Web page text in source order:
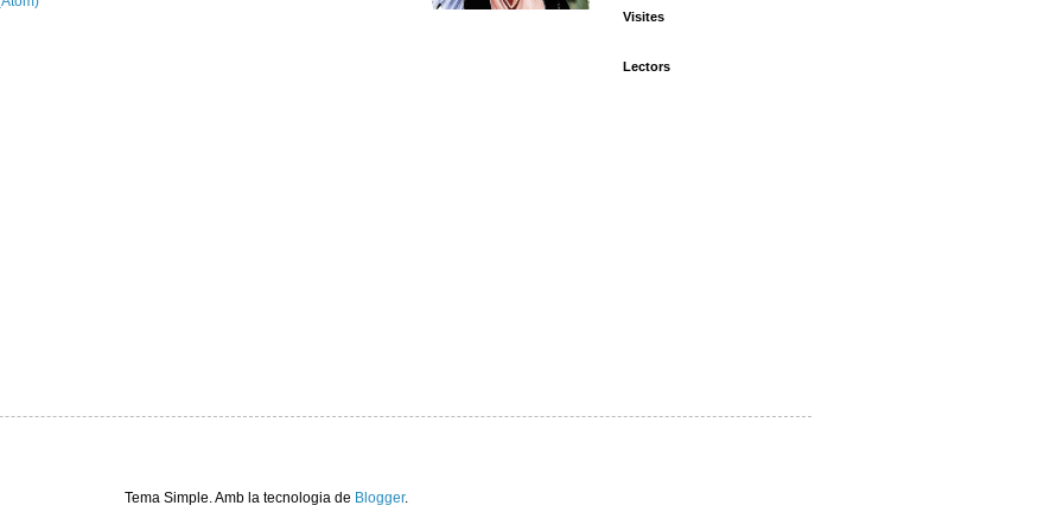
Visites
Lectors
Tema Simple. Amb la tecnologia de Blogger.